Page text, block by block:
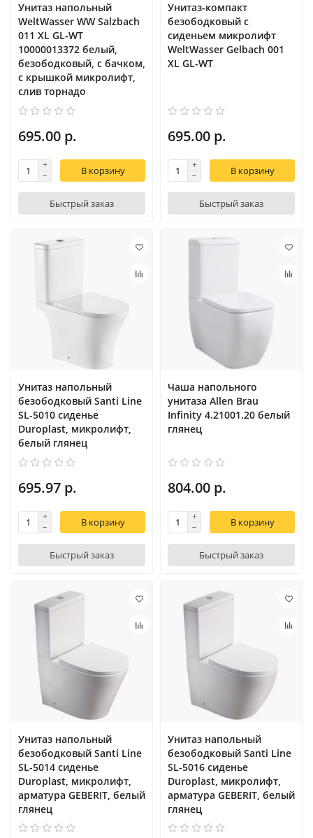
Унитаз напольный
WeltWasser WW Salzbach
011 XL GL-WT
10000013372 белый,
безободковый, с бачком,
с крышкой микролифт,
слив торнадо
695.00 р.
В корзину
Быстрый заказ
Унитаз-компакт
безободковый с
сиденьем микролифт
WeltWasser Gelbach 001
XL GL-WT
695.00 р.
В корзину
Быстрый заказ
Унитаз напольный
безободковый Santi Line
SL-5010 сиденье
Duroplast, микролифт,
белый глянец
695.97 р.
В корзину
Быстрый заказ
Чаша напольного
унитаза Allen Brau
Infinity 4.21001.20 белый
глянец
804.00 р.
В корзину
Быстрый заказ
Унитаз напольный
безободковый Santi Line
SL-5014 сиденье
Duroplast, микролифт,
арматура GEBERIT, белый
глянец
Унитаз напольный
безободковый Santi Line
SL-5016 сиденье
Duroplast, микролифт,
арматура GEBERIT, белый
глянец